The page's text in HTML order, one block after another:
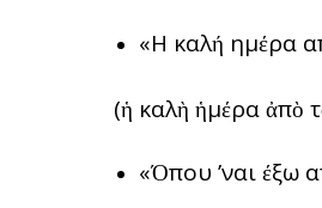
«Η καλή ημέρα
(ἡ καλὴ ἡμέρα ἀπὸ
«Όπου ’ναι έξω